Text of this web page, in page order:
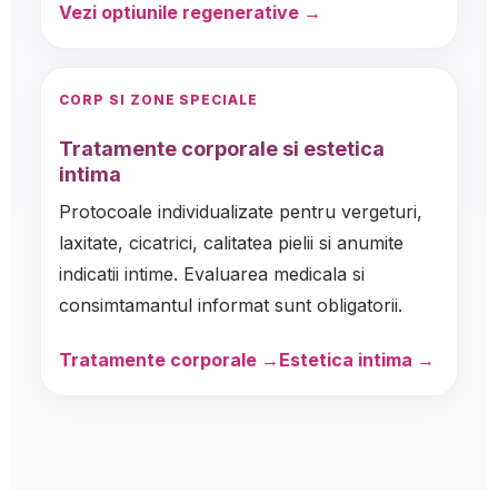
Vezi optiunile regenerative →
CORP SI ZONE SPECIALE
Tratamente corporale si estetica
intima
Protocoale individualizate pentru vergeturi,
laxitate, cicatrici, calitatea pielii si anumite
indicatii intime. Evaluarea medicala si
consimtamantul informat sunt obligatorii.
Tratamente corporale Estetica intima